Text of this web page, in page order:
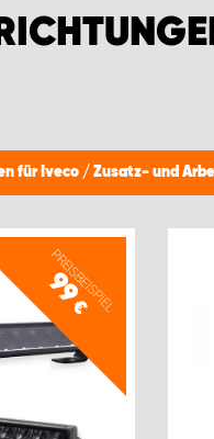
für Iveco / Zusatz- und
PREISBEISPIEL
99
€